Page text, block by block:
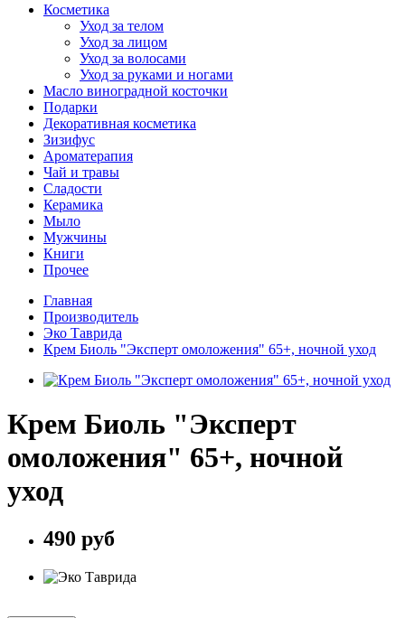
Косметика
Уход за телом
Уход за лицом
Уход за волосами
Уход за руками и ногами
Масло виноградной косточки
Подарки
Декоративная косметика
Зизифус
Ароматерапия
Чай и травы
Сладости
Керамика
Мыло
Мужчины
Книги
Прочее
Главная
Производитель
Эко Таврида
Крем Биоль "Эксперт омоложения" 65+, ночной уход
Крем Биоль "Эксперт
омоложения" 65+, ночной
уход
490 руб